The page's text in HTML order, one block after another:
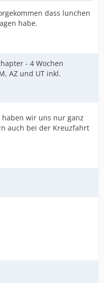
dass lunchen
habe.
- 4 Wochen
AZ und UT inkl.
haben wir uns nur ganz
auch bei der Kreuzfahrt